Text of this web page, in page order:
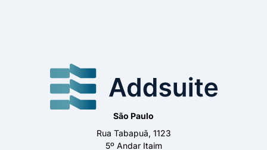
São Paulo
Rua Tabapuã, 1123
5º Andar Itaim